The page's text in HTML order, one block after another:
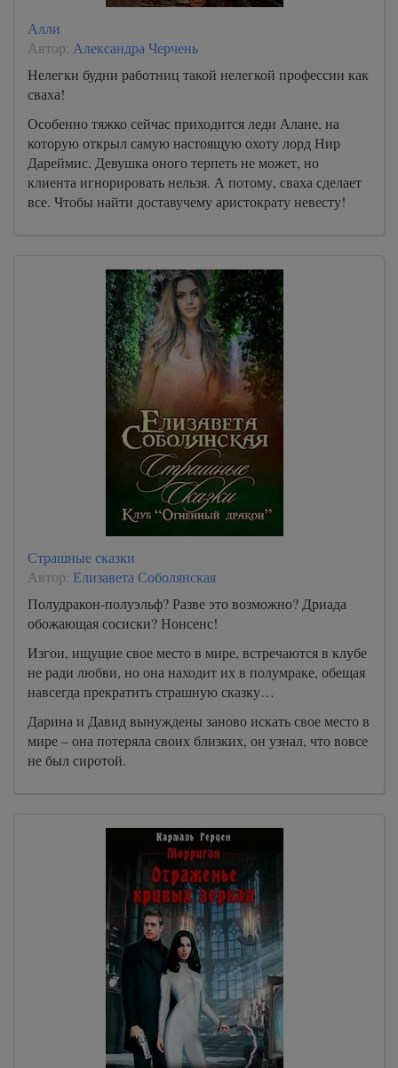
Алли
Автор: Александра Черчень
Нелегки будни работниц такой нелегкой профессии как
сваха!
Особенно тяжко сейчас приходится леди Алане, на
которую открыл самую настоящую охоту лорд Нир
Дареймис. Девушка оного терпеть не может, но
клиента игнорировать нельзя. А потому, сваха сделает
все. Чтобы найти доставучему аристократу невесту!
Страшные сказки
Автор: Елизавета Соболянская
Полудракон-полуэльф? Разве это возможно? Дриада
обожающая сосиски? Нонсенс!
Изгои, ищущие свое место в мире, встречаются в клубе
не ради любви, но она находит их в полумраке, обещая
навсегда прекратить страшную сказку…
Дарина и Давид вынуждены заново искать свое место в
мире – она потеряла своих близких, он узнал, что вовсе
не был сиротой.